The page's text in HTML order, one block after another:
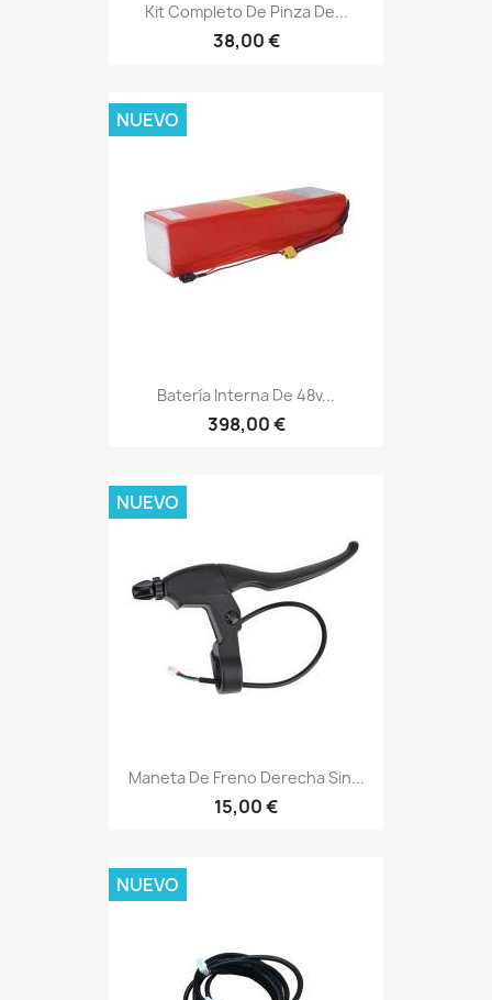
Kit Completo De Pinza De...
38,00 €
Batería Interna De 48v...
398,00 €
NUEVO
Maneta De Freno Derecha Sin...
15,00 €
NUEVO
NUEVO